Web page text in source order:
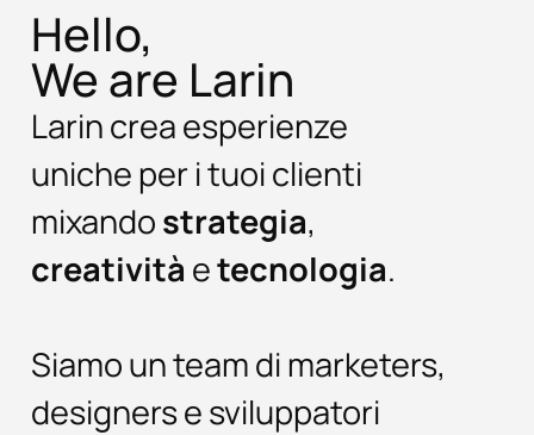
Hello,
We are Larin
Larin crea esperienze
uniche per i tuoi clienti
mixandostrategia,
creatività etecnologia.
Siamo un team di marketers,
designers e sviluppatori